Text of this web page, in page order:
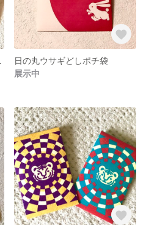
日の丸ウサギどしポチ袋
展示中